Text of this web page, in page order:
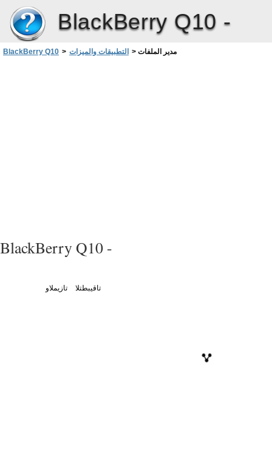
BlackBerry Q10 -
BlackBerry Q10 > التطبيقات والميزات > مدير الملفات
BlackBerry Q10 -
تاقيبطتلا تازيملاو